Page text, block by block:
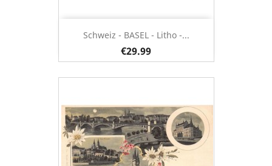
Schweiz - BASEL - Litho -...
€29.99